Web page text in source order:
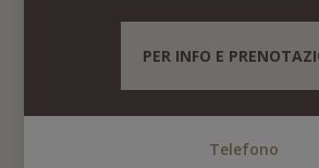
PER INFO E
Telefono